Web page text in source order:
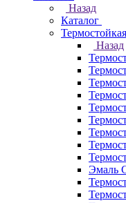
Назад
Каталог
Назад
Эмаль